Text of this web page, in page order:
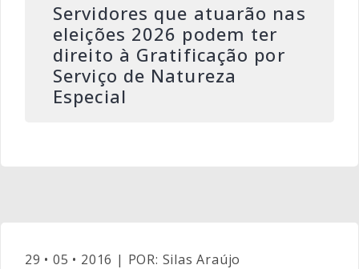
Servidores que atuarão nas
eleições 2026 podem ter
direito à Gratificação por
Serviço de Natureza
Especial
29 • 05 • 2016 | POR: Silas Araújo